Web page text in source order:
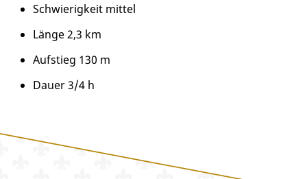
Schwierigkeit mittel
Länge 2,3 km
Aufstieg 130 m
Dauer 3/4 h